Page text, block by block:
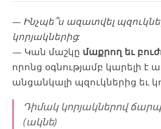
— Ինչպե՞ս ազատվել
կորյակներից:
— Կան մաշկը մաքրող եւ
որոնց օգնությամբ կարելի է
անցանկալի պզուկներից եւ
Դիմակ կորյակներով
(ակնե)